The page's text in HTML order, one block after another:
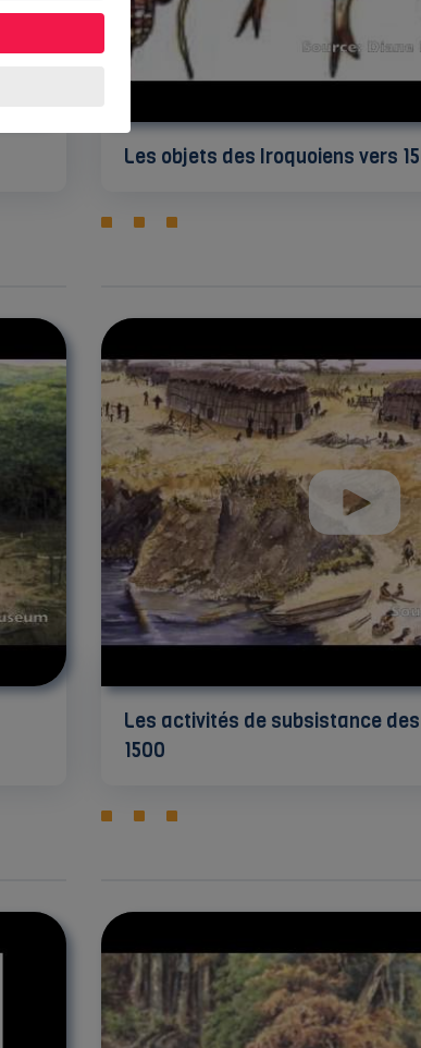
Les objets des Iroquoiens vers
Les activités de subsistance
1500